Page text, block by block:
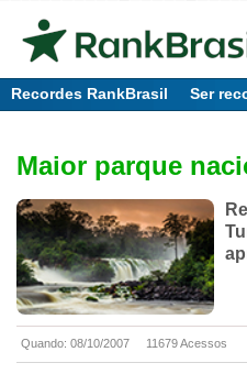
Recordes RankBrasil Ser
Maior parque
Quando: 08/10/2007 11679 Acessos